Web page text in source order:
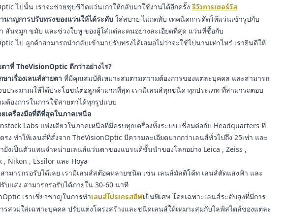
ไปนั้น เราจะช่วยชุบชีวิตแว่นเก่าให้กลับมาใช้งานได้อีกครั้งรีวิวการเซอร์วิส
นาญการปรับทรงของแว่นให้ได้ระดับ ใส่สบาย ไม่กดทับ เทคนิคการดัดให้แว่นเข้ารูปกับ
สันจมูก ขมับ และช่วงใบหู ของผู้ใส่แต่ละคนอย่างละเอียดที่สุด แว่นที่ซื้อกับ
ไป ลูกค้าสามารถนำกลับเข้ามาปรับทรงได้เสมอไม่ว่าจะใช้ไปนานเท่าไหร่ เรายินดีให้
าที่ TheVisionOptic ดีกว่าอย่างไร?
ษาเรื่องเลนส์สายตา ที่มีคุณสมบัติเหมาะสมตามความต้องการของแต่ละบุคคล และสามารถ
ประมาณให้ได้ประโยชน์ต่อลูกค้ามากที่สุด เรามีเลนส์ทุกชนิด ทุกประเภท ที่สามารถตอบ
ต้องการในการใช้สายตาได้ทุกรูปแบบ
เครื่องมือที่ดีที่สุดในภาคเหนือ
Labs แห่งเดียวในภาคเหนือที่มีครบทุกเครื่องทั้งระบบ เชื่อมต่อกับ Headquarters ที่
รง ทำให้เลนส์ที่สั่งจาก TheVisionOptic มีความละเอียดมากกว่าเลนส์ทั่วไปถึง 25เท่า และ
ยังเป็นตัวแทนจำหน่ายเลนส์แว่นตาของแบรนด์ชั้นนำของโลกอย่าง Leica , Zeiss ,
, Nikon , Essilor และ Hoya
สามารถรอรับได้เลย เรามีเลนส์สต๊อคหลายชนิด เช่น เลนส์มัลติโค้ท เลนส์ตัดแสงฟ้า และ
บแสง สามารถรอรับได้ภายใน 30-60 นาที
เราเชี่ยวชาญในการทำเลนส์โปรเกรสซีฟเป็นพิเศษ โดยเฉพาะเลนส์ระดับสูงที่มีการ
สวมใส่เฉพาะบุคคล ปรับแต่งโครงสร้างและชนิดเลนส์ให้เหมาะสมกับไลฟ์สไตล์ของแต่ละ